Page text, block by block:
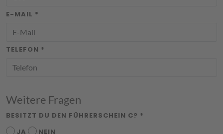
E-MAIL *
TELEFON *
Weitere Fragen
BESITZT DU DEN FÜHRERSCHEIN C? *
JA
NEIN